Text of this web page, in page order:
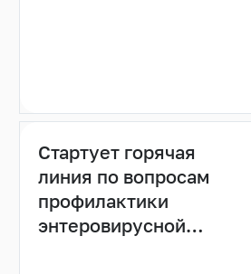
Стартует горячая
линия по вопросам
профилактики
энтеровирусной